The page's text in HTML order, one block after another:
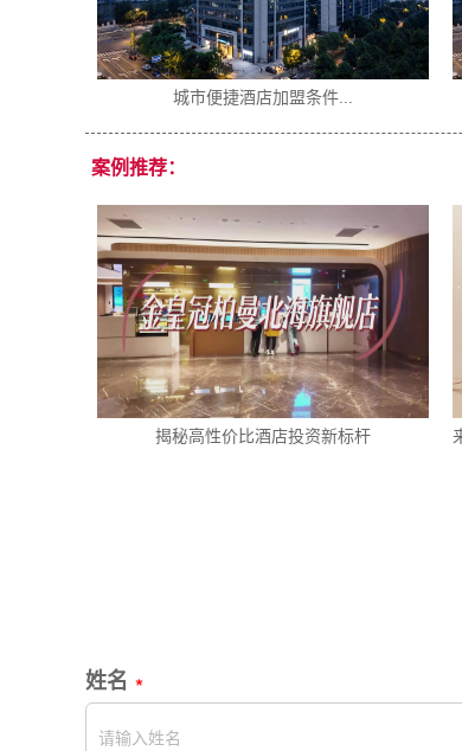
2026年开一家酒店...
案例推荐：
揭秘高性价比酒店投资新标杆
姓名